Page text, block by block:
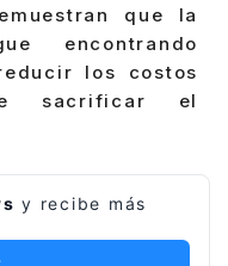
que la
encontrando
los costos
sacrificar el
y recibe más